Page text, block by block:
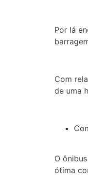
Por lá
Com
de uma
O
ótima